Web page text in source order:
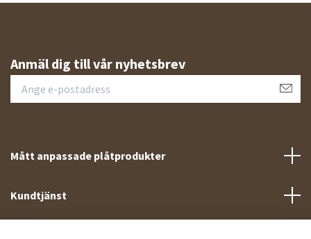
Anmäl dig till vår nyhetsbrev
Mått anpassade plåtprodukter
Kundtjänst